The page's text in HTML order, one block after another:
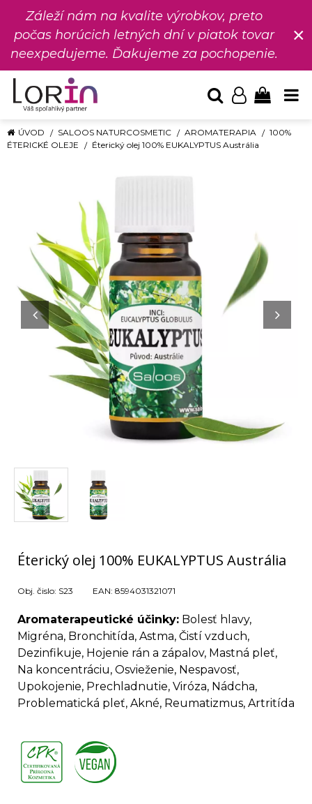
Záleží nám na kvalite výrobkov, preto
počas horúcich letných dní v piatok tovar
neexpedujeme. Ďakujeme za pochopenie.
×
ÚVOD SALOOS NATURCOSMETIC AROMATERAPIA
100%
ÉTERICKÉ OLEJE
Éterický olej 100% EUKALYPTUS Austrália
Éterický olej 100% EUKALYPTUS Austrália
Obj. čislo: S23 EAN: 8594031321071
Aromaterapeutické účinky: Bolesť hlavy,
Migréna, Bronchitída, Astma, Čistí vzduch,
Dezinfikuje, Hojenie rán a zápalov, Mastná pleť,
Na koncentráciu, Osvieženie, Nespavosť,
Upokojenie, Prechladnutie, Viróza, Nádcha,
Problematická pleť, Akné, Reumatizmus, Artritída